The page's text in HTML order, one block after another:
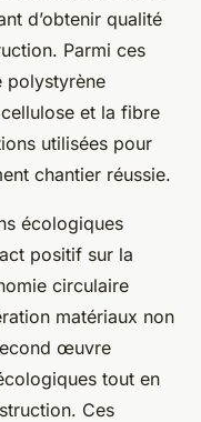
d’obtenir qualité
Parmi ces
polystyrène
et la fibre
utilisées pour
chantier réussie.
écologiques
positif sur la
circulaire
matériaux non
œuvre
tout en
Ces